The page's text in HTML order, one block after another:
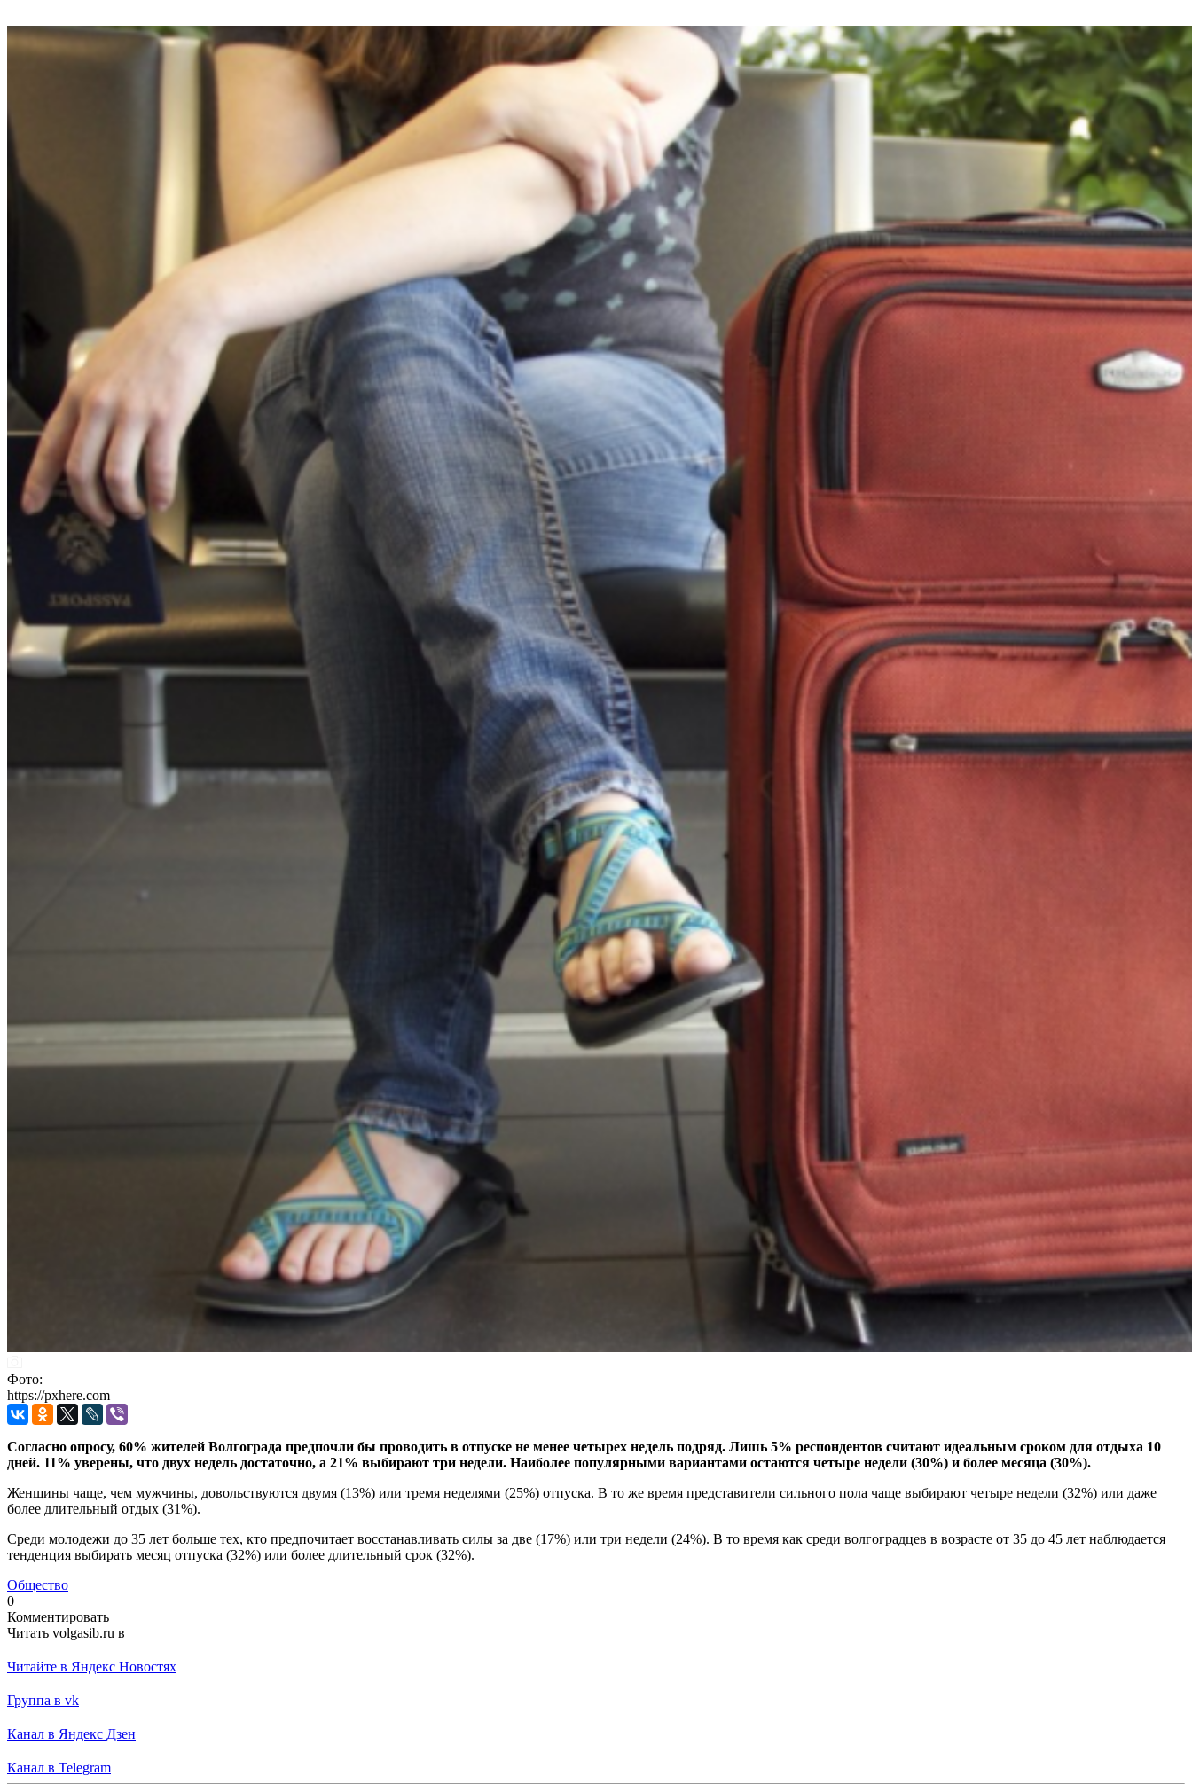
Фото:
https://pxhere.com
Согласно опросу, 60% жителей Волгограда предпочли бы проводить в отпуске не менее четырех недель подряд. Лишь 5% респондентов считают идеальным сроком для отдыха 10
дней. 11% уверены, что двух недель достаточно, а 21% выбирают три недели. Наиболее популярными вариантами остаются четыре недели (30%) и более месяца (30%).
Женщины чаще, чем мужчины, довольствуются двумя (13%) или тремя неделями (25%) отпуска. В то же время представители сильного пола чаще выбирают четыре недели (32%) или даже
более длительный отдых (31%).
Среди молодежи до 35 лет больше тех, кто предпочитает восстанавливать силы за две (17%) или три недели (24%). В то время как среди волгоградцев в возрасте от 35 до 45 лет наблюдается
тенденция выбирать месяц отпуска (32%) или более длительный срок (32%).
Общество
0
Комментировать
Читать volgasib.ru в
Читайте в Яндекс Новостях
Группа в vk
Канал в Яндекс Дзен
Канал в Telegram